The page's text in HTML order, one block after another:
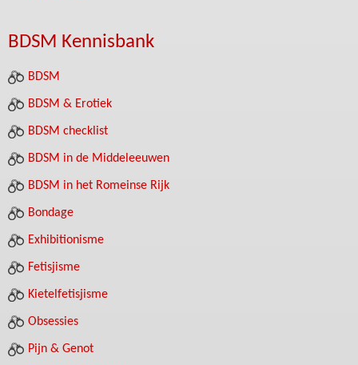
BDSM Kennisbank
BDSM
BDSM & Erotiek
BDSM checklist
BDSM in de Middeleeuwen
BDSM in het Romeinse Rijk
Bondage
Exhibitionisme
Fetisjisme
Kietelfetisjisme
Obsessies
Pijn & Genot